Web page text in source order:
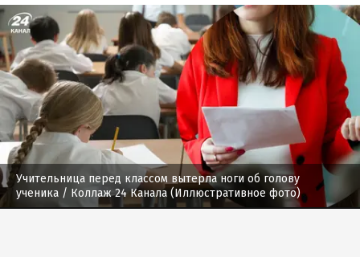
Учительница перед классом вытерла ноги об голову
ученика / Коллаж 24 Канала (Иллюстративное фото)